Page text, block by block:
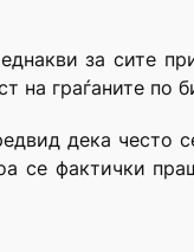
за сите
граѓаните по
дека често
се фактички